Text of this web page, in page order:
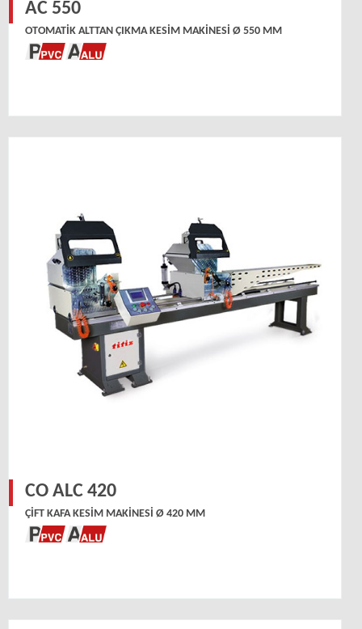
AC 550
OTOMATIK ALTTAN ÇIKMA KESIM MAKINESI Ø 550 MM
CO ALC 420
ÇIFT KAFA KESIM MAKINESI Ø 420 MM